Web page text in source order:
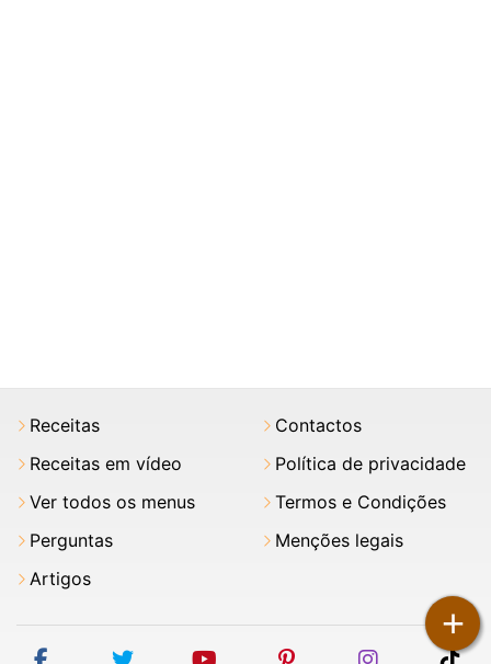
+
Receitas
Receitas em vídeo
Ver todos os menus
Perguntas
Artigos
Contactos
Política de privacidade
Termos e Condições
Menções legais
facebooktwitter youtubepinterestinstagram